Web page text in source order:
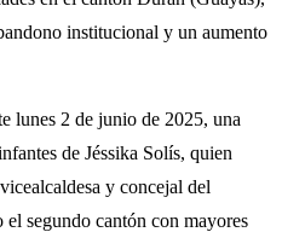
institucional y un aumento
lunes 2 de junio de 2025, una
de Jéssika Solís, quien
y concejal del
segundo cantón con mayores